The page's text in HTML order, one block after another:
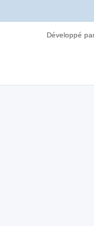
Développé